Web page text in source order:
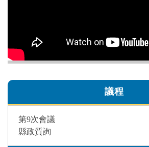
議程
第9次會議
縣政質詢